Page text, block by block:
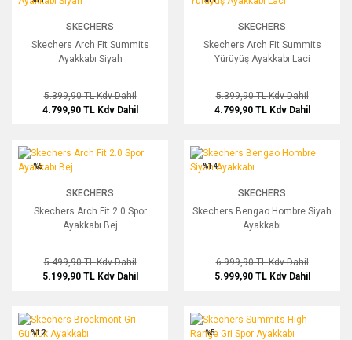
SKECHERS
Skechers Arch Fit Summits
Ayakkabı Siyah
5.399,90 TLKdv Dahil
4.799,90 TL Kdv Dahil
SKECHERS
Skechers Arch Fit Summits
Yürüyüş Ayakkabı Laci
5.399,90 TLKdv Dahil
4.799,90 TL Kdv Dahil
Skechers Arch Fit 2.0 Spor Ayakkabı Bej
%5
SKECHERS
Skechers Arch Fit 2.0 Spor
Ayakkabı Bej
5.499,90 TLKdv Dahil
5.199,90 TL Kdv Dahil
Skechers Bengao Hombre Siyah
%14
SKECHERS
Skechers Bengao Hombre Siyah
Ayakkabı
6.999,90 TLKdv Dahil
5.999,90 TL Kdv Dahil
Skechers Brockmont Gri Günlük Ayakkabı
%12
Skechers Summits-High Range Gri
%5